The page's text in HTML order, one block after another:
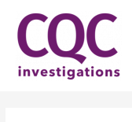
content